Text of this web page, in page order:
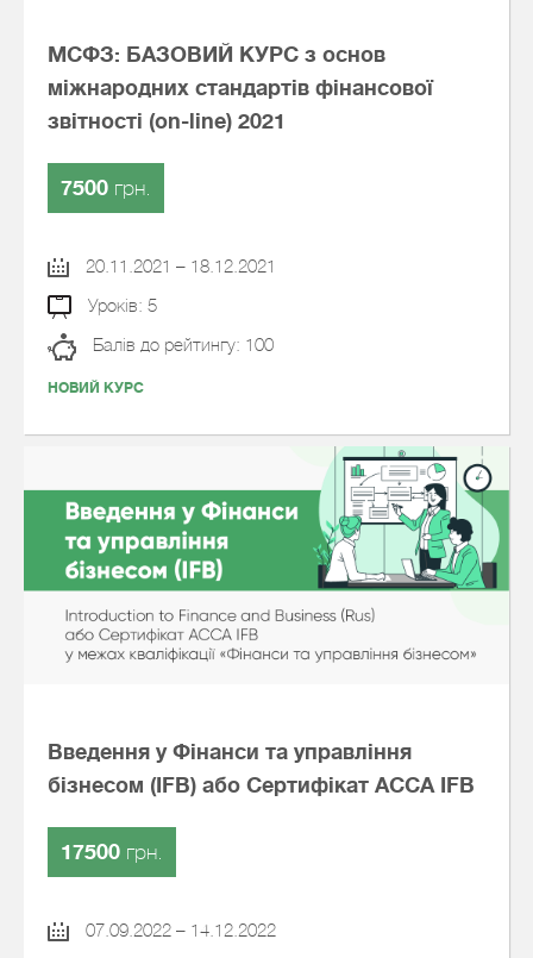
МСФЗ: БАЗОВИЙ КУРС з основ
міжнародних стандартів фінансової
звітності (on-line) 2021
7500 грн.
20.11.2021 – 18.12.2021
Уроків: 5
Балів до рейтингу: 100
НОВИЙ КУРС
Введення у Фінанси та управління
бізнесом (IFB) або Сертифікат АССА IFB
17500 грн.
07.09.2022 – 14.12.2022